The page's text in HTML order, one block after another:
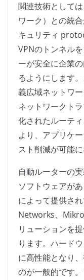
関連技術として
ワーク）との統
キュリティ
VPNのトンネル
ーが安全に企業
るようにします
義広域ネットワ
ネットワークト
化されたルーテ
より、アプリケ
スト削減が可能に
自動ルーターの
ソフトウェアが
によって提供さ
Networks、
リューションを
ります。ハード
に高性能となり
のが一般的です